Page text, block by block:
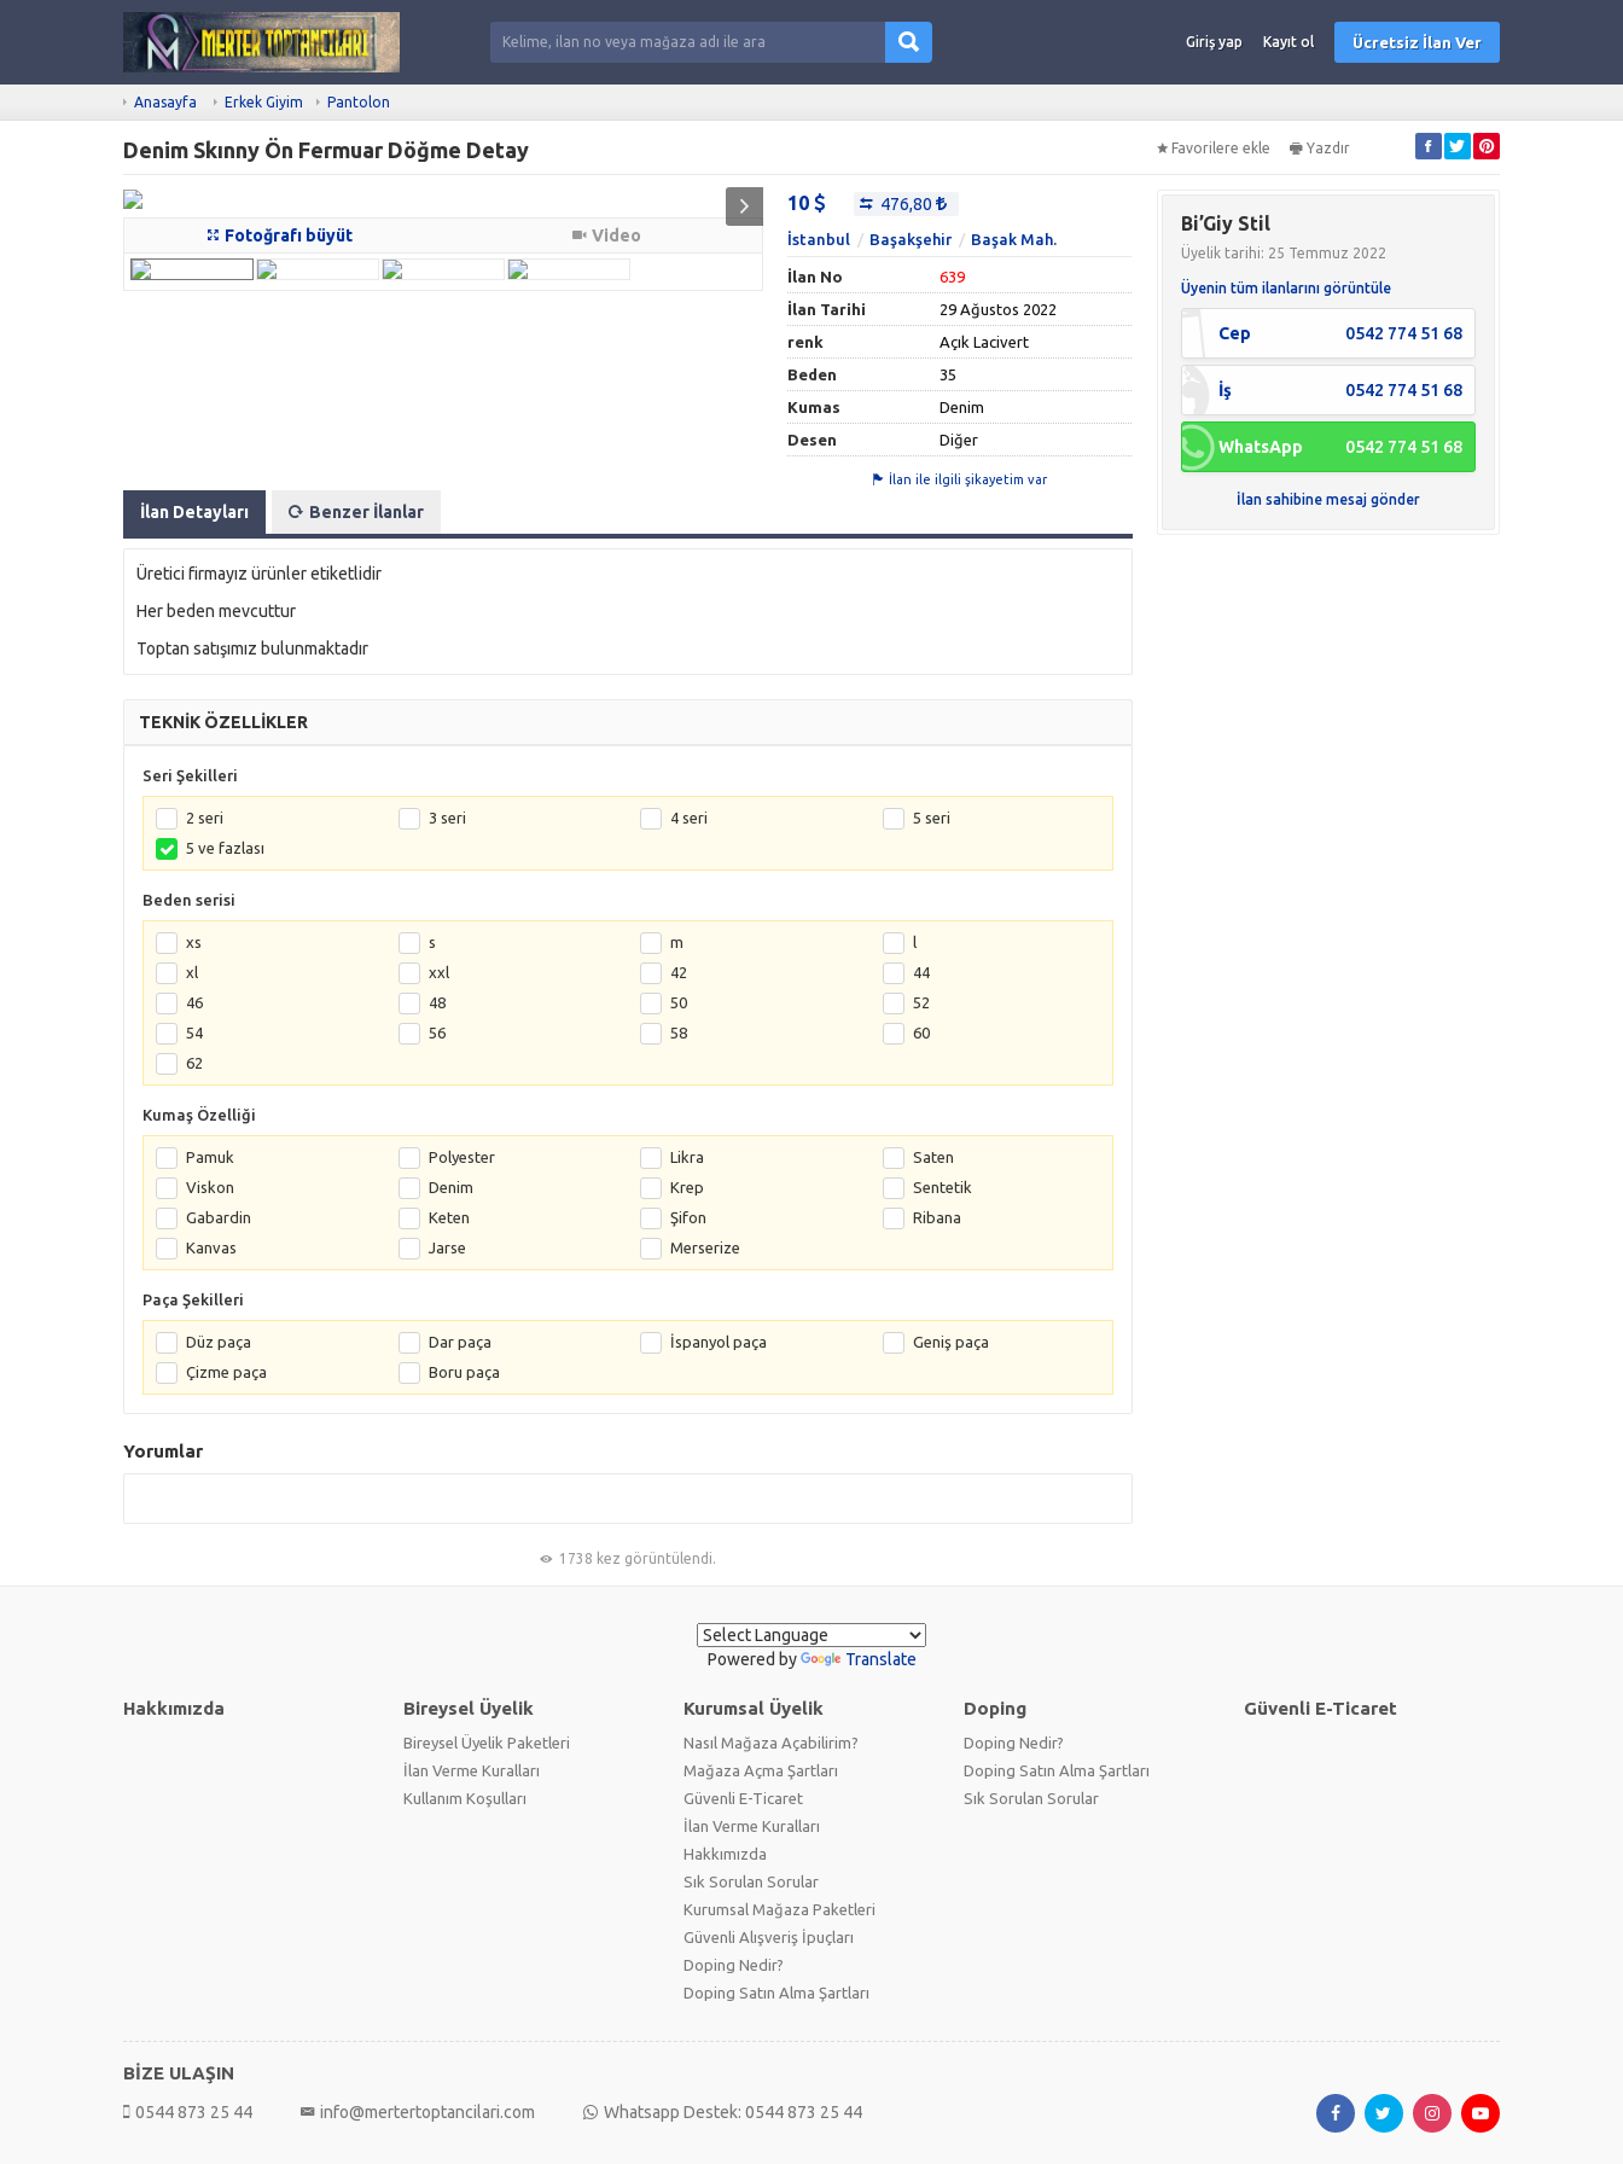
Giriş yap Kayıt ol Ücretsiz İlan Ver
Anasayfa Erkek Giyim Pantolon
Denim Skınny Ön Fermuar Döğme Detay Favorilere ekle Yazdır
Fotoğrafı büyüt Video
10 476,80
İstanbul Başakşehir Başak Mah.
İlan No
639
İlan Tarihi
29 Ağustos 2022
renk
Açık Lacivert
Beden
35
Kumas
Denim
Desen
Diğer
İlan ile ilgili şikayetim var
İlan Detayları Benzer İlanlar
Üretici firmayız ürünler etiketlidir
Her beden mevcuttur
Toptan satışımız bulunmaktadır
TEKNİK ÖZELLİKLER
Seri Şekilleri
2 seri 3 seri 4 seri
5 seri
5 ve fazlası
Beden serisi
xs s m
l
xl
xxl 42
44
46
48 50
52
54
56 58
60
62
Kumaş Özelliği
Pamuk Polyester Likra
Saten
Viskon
Denim Krep
Sentetik
Gabardin
Keten Şifon
Ribana
Kanvas
Jarse Merserize
Paça Şekilleri
Düz paça Dar paça İspanyol paça
Geniş paça
Çizme paça
Boru paça
Yorumlar
1738 kez görüntülendi.
Bi’Giy Stil
Üyelik tarihi: 25 Temmuz 2022
Üyenin tüm ilanlarını görüntüle
Cep 0542 774 51 68
İş 0542 774 51 68
WhatsApp 0542 774 51 68
İlan sahibine mesaj gönder
Powered by Translate
Hakkımızda Bireysel Üyelik
Bireysel Üyelik Paketleri
İlan Verme Kuralları
Kullanım Koşulları
Kurumsal Üyelik
Nasıl Mağaza Açabilirim?
Mağaza Açma Şartları
Güvenli E-Ticaret
İlan Verme Kuralları
Hakkımızda
Sık Sorulan Sorular
Kurumsal Mağaza Paketleri
Güvenli Alışveriş İpuçları
Doping Nedir?
Doping Satın Alma Şartları
Doping
Doping Nedir?
Doping Satın Alma Şartları
Sık Sorulan Sorular
Güvenli E-Ticaret
BİZE ULAŞIN
0544 873 25 44 info@mertertoptancilari.com Whatsapp Destek: 0544 873 25 44